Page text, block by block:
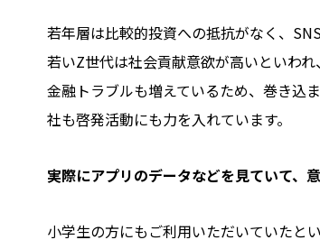
若年層は比較的投資への抵抗がなく、
若いZ世代は社会貢献意欲が高いといわ
金融トラブルも増えているため、巻き込
社も啓発活動にも力を入れています。
――実際にアプリのデータなどを見ていて、
小学生の方にもご利用いただいていたと